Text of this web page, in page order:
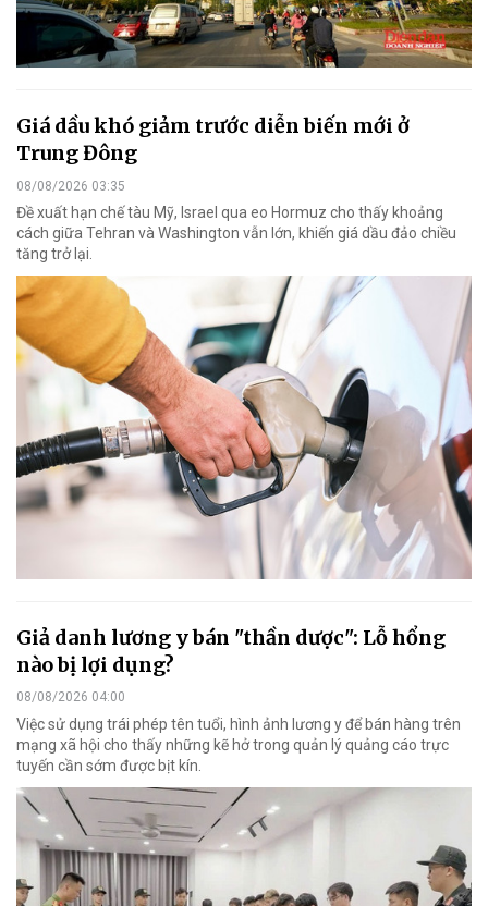
Giá dầu khó giảm trước diễn biến mới ở
Trung Đông
08/08/2026 03:35
Đề xuất hạn chế tàu Mỹ, Israel qua eo Hormuz cho thấy khoảng
cách giữa Tehran và Washington vẫn lớn, khiến giá dầu đảo chiều
tăng trở lại.
Giả danh lương y bán "thần dược": Lỗ hổng
nào bị lợi dụng?
08/08/2026 04:00
Việc sử dụng trái phép tên tuổi, hình ảnh lương y để bán hàng trên
mạng xã hội cho thấy những kẽ hở trong quản lý quảng cáo trực
tuyến cần sớm được bịt kín.